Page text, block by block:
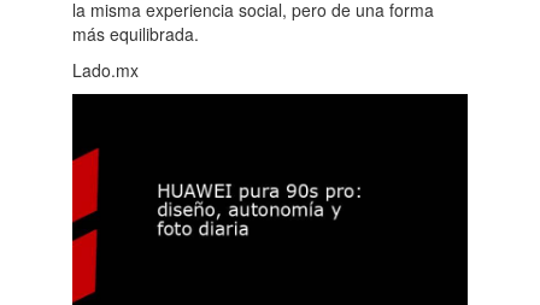
la misma experiencia social, pero de una forma
más equilibrada.
Lado.mx